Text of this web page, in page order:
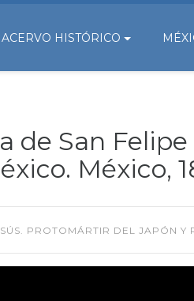
ACERVO HISTÓRICO
de San
México,
PROTOMÁRTIR DEL JAPÓN Y